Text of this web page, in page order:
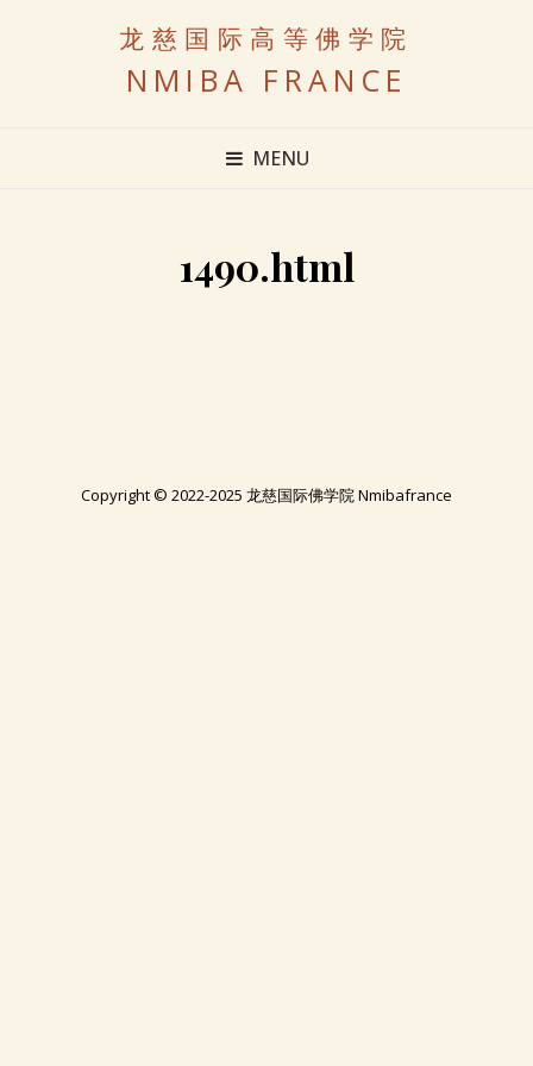
龙慈国际高等佛学院
NMIBA FRANCE
MENU
1490.html
Copyright © 2022-2025 龙慈国际佛学院 Nmibafrance